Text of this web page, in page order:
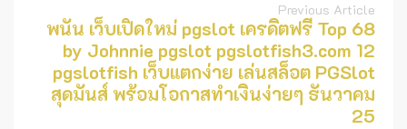
Previous Article
พนัน เว็บเปิดใหม่ pgslot เครดิตฟรี Top 68
by Johnnie pgslot pgslotfish3.com 12
pgslotfish เว็บแตกง่าย เล่นสล็อต PGSlot
สุดมันส์ พร้อมโอกาสทำเงินง่ายๆ ธันวาคม
25